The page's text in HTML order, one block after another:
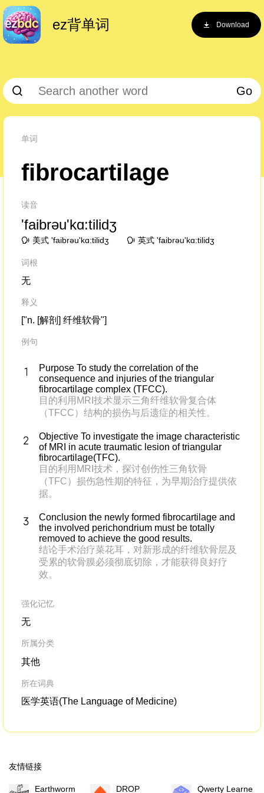
ez背单词 Download
Go
单词
fibrocartilage
读音
'faibrəu'kɑ:tilidʒ
美式 'faibrəu'kɑ:tilidʒ 英式 'faibrəu'kɑ:tilidʒ
词根
无
释义
["n. [解剖] 纤维软骨"]
例句
Purpose To study the correlation of the
consequence and injuries of the triangular
fibrocartilage complex (TFCC).
目的利用MRI技术显示三角纤维软骨复合体
（TFCC）结构的损伤与后遗症的相关性。
Objective To investigate the image characteristic
of MRI in acute traumatic lesion of triangular
fibrocartilage(TFC).
目的利用MRI技术，探讨创伤性三角软骨
（TFC）损伤急性期的特征，为早期治疗提供依
据。
Conclusion the newly formed fibrocartilage and
the involved perichondrium must be totally
removed to achieve the good results.
结论手术治疗菜花耳，对新形成的纤维软骨层及
受累的软骨膜必须彻底切除，才能获得良好疗
效。
强化记忆
无
所属分类
其他
所在词典
医学英语(The Language of Medicine)
友情链接
Earthworm DROP Qwerty Learner